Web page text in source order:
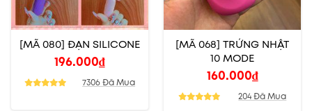
[MÃ 080] ĐẠN SILICONE
196.000₫
7306 Đã Mua
[MÃ 068] TRỨNG NHẬT
10 MODE
160.000₫
204 Đã Mua